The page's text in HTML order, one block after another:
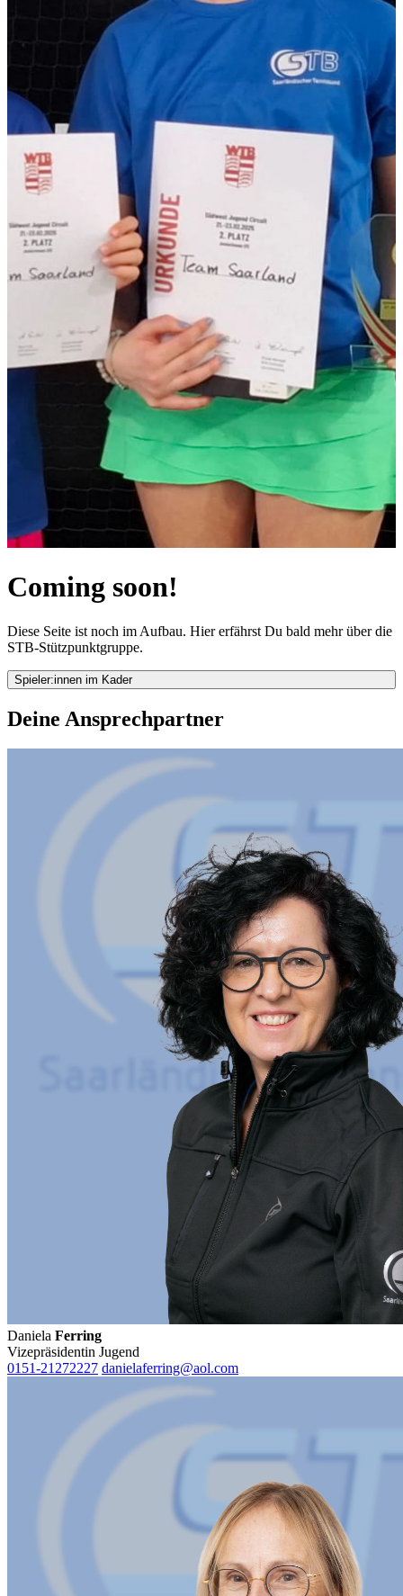
Coming soon!
Diese Seite ist noch im Aufbau. Hier erfährst Du bald mehr über die
STB-Stützpunktgruppe.
Spieler:innen im Kader
Deine Ansprechpartner
Daniela Ferring
Vizepräsidentin Jugend
0151-21272227 danielaferring@aol.com